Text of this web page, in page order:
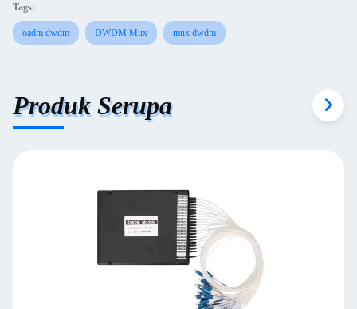
Tags:
oadm dwdm DWDM Mux mux dwdm
Produk Serupa